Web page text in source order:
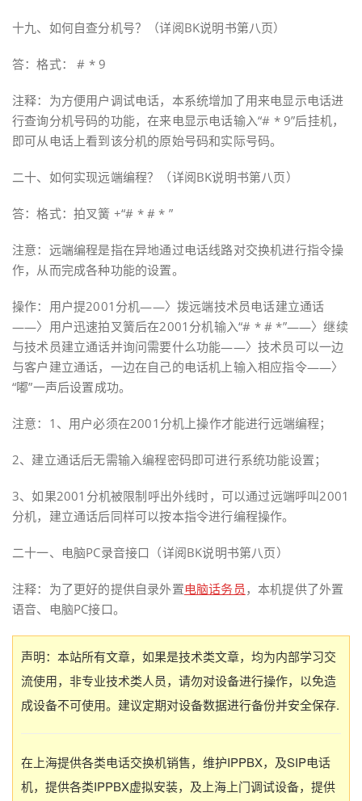
十九、如何自查分机号？（详阅BK说明书第八页）
答：格式： # * 9
注释：为方便用户调试电话，本系统增加了用来电显示电话进
行查询分机号码的功能，在来电显示电话输入“# * 9”后挂机，
即可从电话上看到该分机的原始号码和实际号码。
二十、如何实现远端编程？（详阅BK说明书第八页）
答：格式：拍叉簧 +“# * # * ”
注意：远端编程是指在异地通过电话线路对交换机进行指令操
作，从而完成各种功能的设置。
操作：用户提2001分机——〉拨远端技术员电话建立通话
——〉用户迅速拍叉簧后在2001分机输入“# * # *”——〉继续
与技术员建立通话并询问需要什么功能——〉技术员可以一边
与客户建立通话，一边在自己的电话机上输入相应指令——〉
“嘟”一声后设置成功。
注意：1、用户必须在2001分机上操作才能进行远端编程；
2、建立通话后无需输入编程密码即可进行系统功能设置；
3、如果2001分机被限制呼出外线时，可以通过远端呼叫2001
分机，建立通话后同样可以按本指令进行编程操作。
二十一、电脑PC录音接口（详阅BK说明书第八页）
注释：为了更好的提供自录外置电脑话务员 ，本机提供了外置
语音、电脑PC接口。
声明：本站所有文章，如果是技术类文章，均为内部学习交
流使用，非专业技术类人员，请勿对设备进行操作，以免造
成设备不可使用。建议定期对设备数据进行备份并安全保存.
在上海提供各类电话交换机销售，维护IPPBX，及SIP电话
机，提供各类IPPBX虚拟安装，及上海上门调试设备，提供